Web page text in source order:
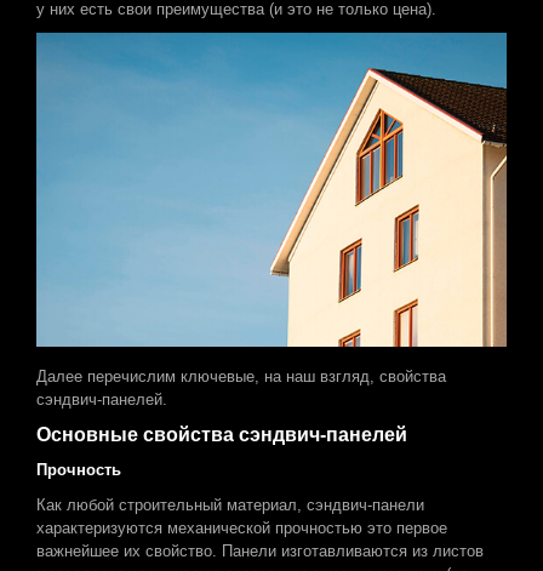
у них есть свои преимущества (и это не только цена).
Далее перечислим ключевые, на наш взгляд, свойства
сэндвич-панелей.
Основные свойства сэндвич-панелей
Прочность
Как любой строительный материал, сэндвич-панели
характеризуются механической прочностью это первое
важнейшее их свойство. Панели изготавливаются из листов